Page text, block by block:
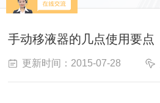
手动移液器的几点使用要点
更新时间：2015-07-28